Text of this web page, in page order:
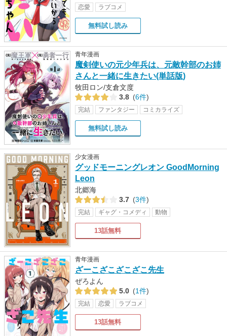
恋愛 ラブコメ
無料試し読み
青年漫画
魔剣使いの元少年兵は、元敵幹部のお姉
さんと一緒に生きたい(単話版)
牧田ロン/支倉文度
3.8 (6件)
完結 ファンタジー コミカライズ
無料試し読み
少女漫画
グッドモーニングレオン GoodMorning
Leon
北郷海
3.7 (3件)
完結 ギャグ・コメディ 動物
13話無料
青年漫画
ざーこざこざこざこ先生
ぜろよん
5.0 (1件)
完結 恋愛 ラブコメ
13話無料